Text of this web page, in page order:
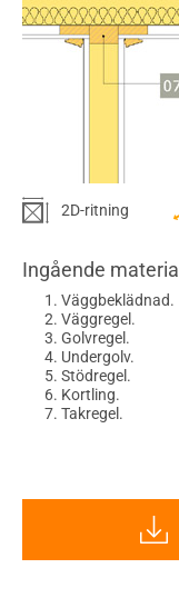
2D-ritning
Ingående material
Väggbeklädnad.
Väggregel.
Golvregel.
Undergolv.
Stödregel.
Kortling.
Takregel.